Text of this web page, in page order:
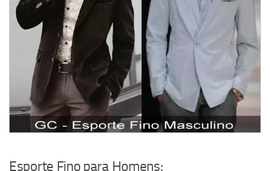
Esporte Fino para Homens: